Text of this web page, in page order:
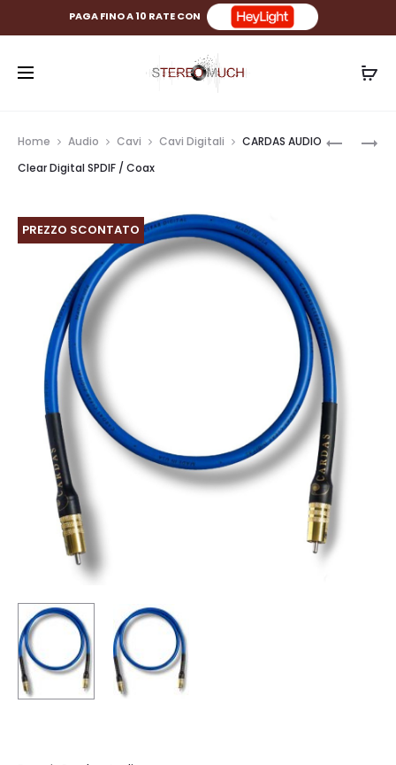
PAGA FINO A 10 RATE CON
CARDAS
CARDAS
Home Audio Cavi Cavi Digitali
CARDAS AUDIO
Clear Digital SPDIF / Coax
PREZZO SCONTATO